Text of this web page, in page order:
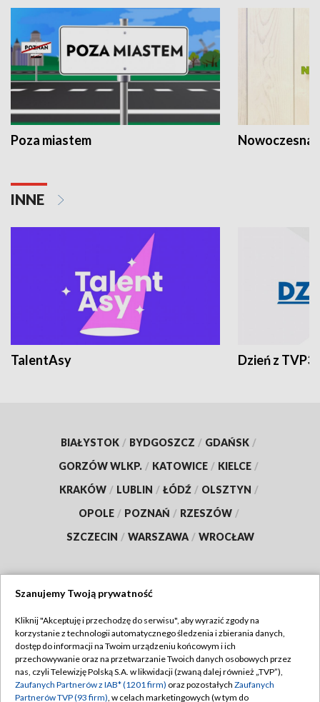
Poza miastem Nowoczesna
INNE
TalentAsy Dzień z TVP3
BIAŁYSTOK / BYDGOSZCZ / GDAŃSK /
GORZÓW WLKP. / KATOWICE / KIELCE /
KRAKÓW / LUBLIN / ŁÓDŹ / OLSZTYN /
OPOLE / POZNAŃ / RZESZÓW /
SZCZECIN / WARSZAWA / WROCŁAW
TVP
Abonament TVP
Emisja w TVP
Regulamin TVP
Polityka prywatności
Szanujemy Twoją prywatność
Kliknij "Akceptuję i przechodzę do serwisu", aby wyrazić zgody na
korzystanie z technologii automatycznego śledzenia i zbierania danych,
dostęp do informacji na Twoim urządzeniu końcowym i ich
przechowywanie oraz na przetwarzanie Twoich danych osobowych przez
nas, czyli Telewizję Polską S.A. w likwidacji (zwaną dalej również „TVP”),
Zaufanych Partnerów z IAB* (1201 firm) oraz pozostałych Zaufanych
Partnerów TVP (93 firm), w celach marketingowych (w tym do